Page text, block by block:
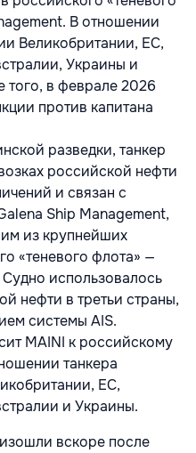
В отношении
Великобритании, ЕС,
Украины и
в феврале 2026
против капитана
разведки, танкер
российской нефти
и связан с
Ship Management,
из крупнейших
«теневого флота» —
использовалось
нефти в третьи страны,
системы AIS.
MAINI к российскому
танкера
ЕС,
и Украины.
вскоре после